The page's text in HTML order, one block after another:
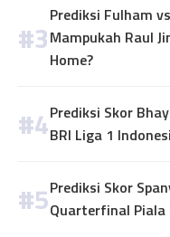
Prediksi Fulham
Mampukah Raul
Home?
Prediksi Skor
BRI Liga 1
Prediksi Skor
Quarterfinal Piala